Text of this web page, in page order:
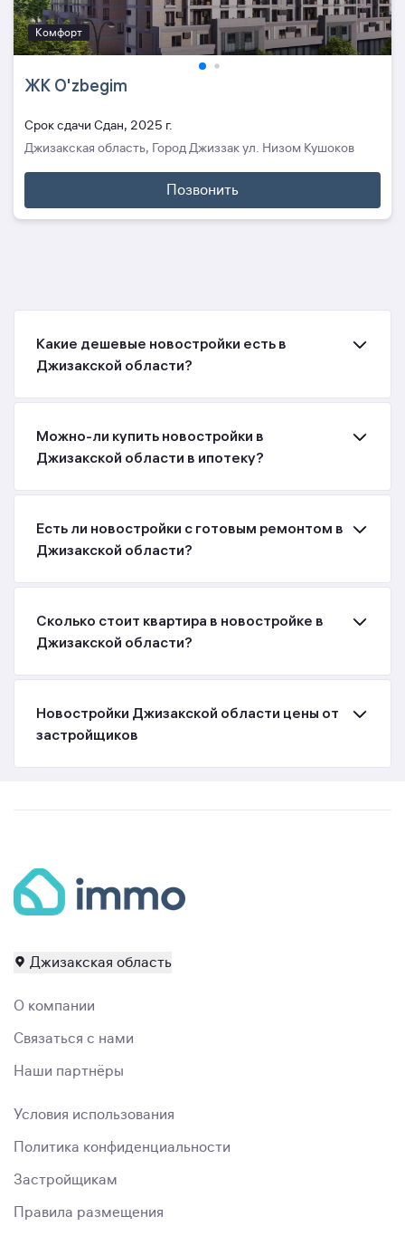
Комфорт
ЖК O'zbegim
Cрок сдачи Сдан, 2025 г.
Джизакская область, Город Джиззак ул. Низом Кушоков
Позвонить
Какие дешевые новостройки есть в
Джизакской области?
Можно-ли купить новостройки в
Джизакской области в ипотеку?
Есть ли новостройки с готовым ремонтом в
Джизакской области?
Сколько стоит квартира в новостройке в
Джизакской области?
Новостройки Джизакской области цены от
застройщиков
Джизакская область
О компании
Связаться с нами
Наши партнёры
Условия использования
Политика конфиденциальности
Застройщикам
Правила размещения